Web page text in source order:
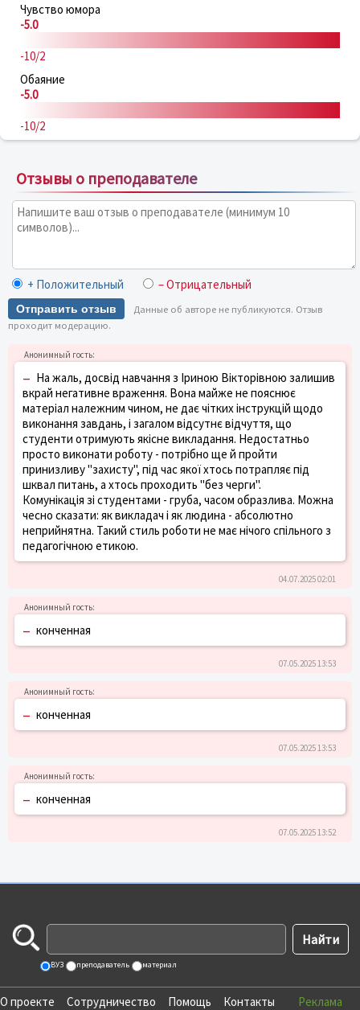
Чувство юмора
-5.0
-10/2
Обаяние
-5.0
-10/2
Отзывы о преподавателе
+ Положительный – Отрицательный
Отправить отзыв
Данные об авторе не публикуются. Отзыв
проходит модерацию.
– На жаль, досвід навчання з Іриною Вікторівною залишив
вкрай негативне враження. Вона майже не пояснює
матеріал належним чином, не дає чітких інструкцій щодо
виконання завдань, і загалом відсутнє відчуття, що
студенти отримують якісне викладання. Недостатньо
просто виконати роботу - потрібно ще й пройти
принизливу "захисту", під час якої хтось потрапляє під
шквал питань, а хтось проходить "без черги".
Комунікація зі студентами - груба, часом образлива. Можна
чесно сказати: як викладач і як людина - абсолютно
неприйнятна. Такий стиль роботи не має нічого спільного з
педагогічною етикою.
04.07.2025 02:01
– конченная
07.05.2025 13:53
– конченная
07.05.2025 13:53
– конченная
07.05.2025 13:52
ВУЗ преподаватель материал
О проекте Сотрудничество Помощь Контакты Реклама